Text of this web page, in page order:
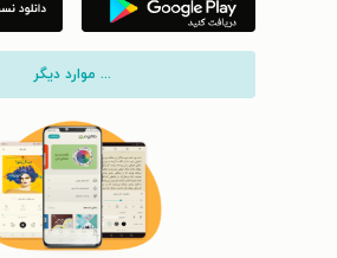
... موارد دیگر